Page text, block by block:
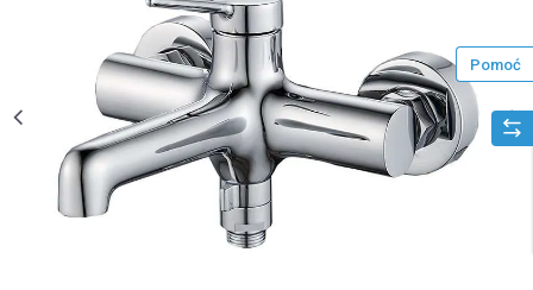
Pomoć